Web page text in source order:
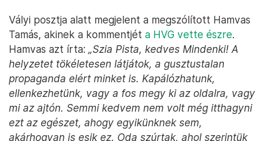
Vályi posztja alatt megjelent a megszólított Hamvas
Tamás, akinek a kommentjét a HVG vette észre.
Hamvas azt írta: „Szia Pista, kedves Mindenki! A
helyzetet tökéletesen látjátok, a gusztustalan
propaganda elért minket is. Kapálózhatunk,
ellenkezhetünk, vagy a fos megy ki az oldalra, vagy
mi az ajtón. Semmi kedvem nem volt még itthagyni
ezt az egészet, ahogy egyikünknek sem,
akárhogyan is esik ez. Oda szúrtak, ahol szerintük